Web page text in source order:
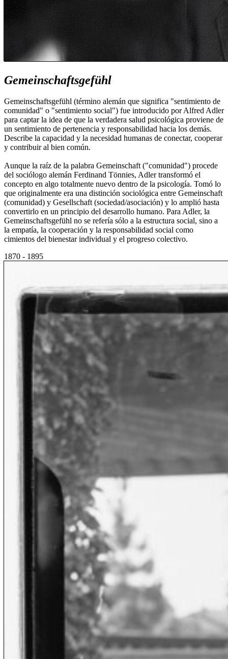
Gemeinschaftsgefühl
Gemeinschaftsgefühl (término alemán que significa "sentimiento de
comunidad" o "sentimiento social") fue introducido por Alfred Adler
para captar la idea de que la verdadera salud psicológica proviene de
un sentimiento de pertenencia y responsabilidad hacia los demás.
Describe la capacidad y la necesidad humanas de conectar, cooperar
y contribuir al bien común.
Aunque la raíz de la palabra Gemeinschaft ("comunidad") procede
del sociólogo alemán Ferdinand Tönnies, Adler transformó el
concepto en algo totalmente nuevo dentro de la psicología. Tomó lo
que originalmente era una distinción sociológica entre Gemeinschaft
(comunidad) y Gesellschaft (sociedad/asociación) y lo amplió hasta
convertirlo en un principio del desarrollo humano. Para Adler, la
Gemeinschaftsgefühl no se refería sólo a la estructura social, sino a
la empatía, la cooperación y la responsabilidad social como
cimientos del bienestar individual y el progreso colectivo.
1870 - 1895